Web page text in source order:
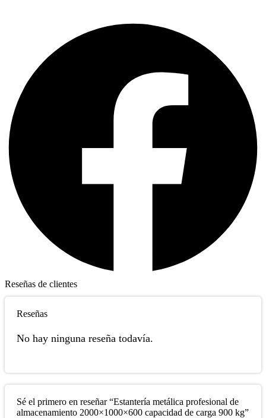
Reseñas de clientes
Reseñas
No hay ninguna reseña todavía.
Sé el primero en reseñar “Estantería metálica profesional de
almacenamiento 2000×1000×600 capacidad de carga 900 kg”